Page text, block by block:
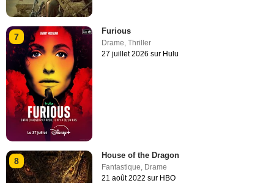
7
Furious
Drame,Thriller
27 juillet 2026 sur Hulu
8
House of the Dragon
Fantastique, Drame
21 août 2022 sur HBO